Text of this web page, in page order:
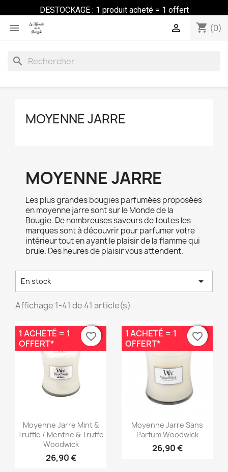
DESTOCKAGE : 1 produit acheté = 1 offert
 shopping_cart (0)

search
MOYENNE JARRE
MOYENNE JARRE
Les plus grandes bougies parfumées proposées
en moyenne jarre sont sur le Monde de la
Bougie. De nombreuses saveurs de toutes les
marques sont à découvrir pour parfumer votre
intérieur tout en ayant le plaisir de la flamme qui
brule. Des heures de plaisir vous attendent.
En stock 
Affichage 1-41 de 41 article(s)
Aperçu rapide
Moyenne Jarre Mint &
Truffle / Menthe & Truffe
Woodwick
26,90 €
1 ACHETÉ = 1
OFFERT*
favorite_border
favorite_border
Aperçu rapide
Moyenne Jarre Sans
Parfum Woodwick
26,90 €
1 ACHETÉ = 1
OFFERT*
favorite_border
favorite_border